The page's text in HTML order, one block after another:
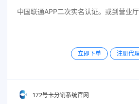
中国联通APP二次实名认证。或到营业
立即下单 注册代
172号卡分销系统官网